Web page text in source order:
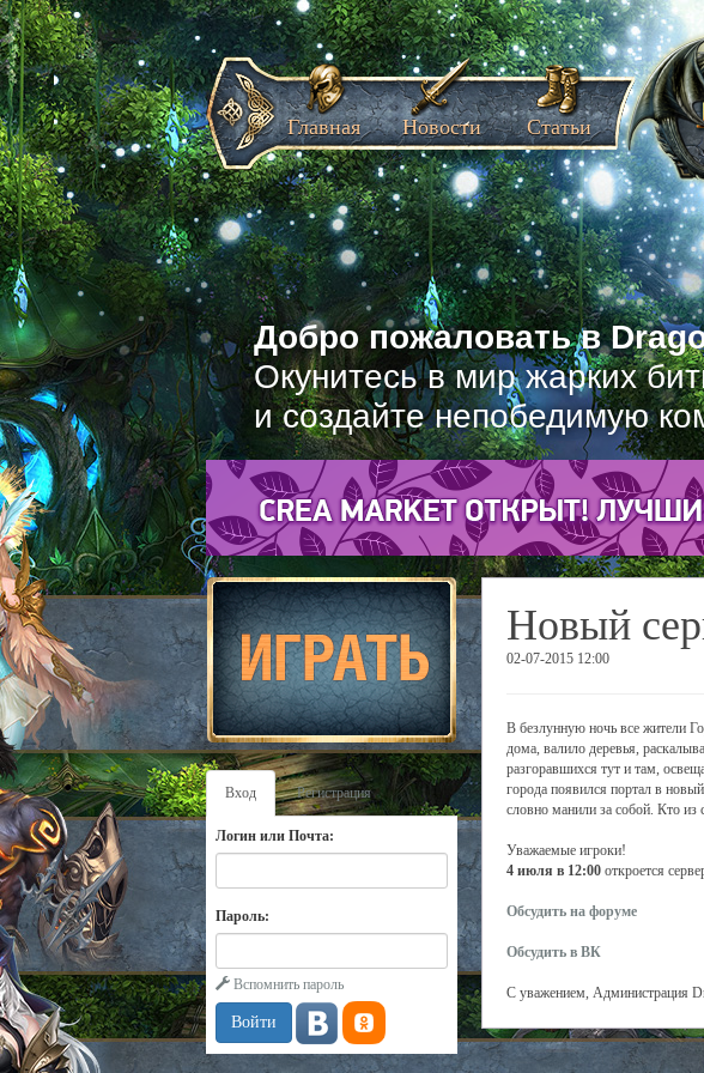
Добро пожаловать в
Окунитесь в мир жарких
и создайте непобедимую
Главная Новости Статьи
Вход Регистрация
Логин или Почта:
Пароль:
Вспомнить пароль
Новый
02-07-2015 12:00
В безлунную ночь все жители
дома, валило деревья,
разгоравшихся тут и там,
города появился портал в
словно манили за собой. Кто из
Уважаемые игроки!
4 июля в 12:00 откроется
Обсудить на форуме
Обсудить в ВК
С уважением, Администрация